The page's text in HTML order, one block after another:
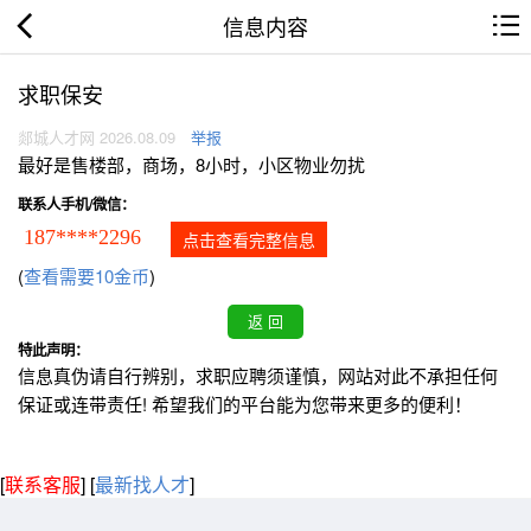
信息内容
求职保安
郯城人才网 2026.08.09 举报
最好是售楼部，商场，8小时，小区物业勿扰
联系人手机/微信：
187****2296 点击查看完整信息
(查看需要10金币)
特此声明：
信息真伪请自行辨别，求职应聘须谨慎，网站对此不承担任何
保证或连带责任! 希望我们的平台能为您带来更多的便利！
[联系客服] [最新找人才]